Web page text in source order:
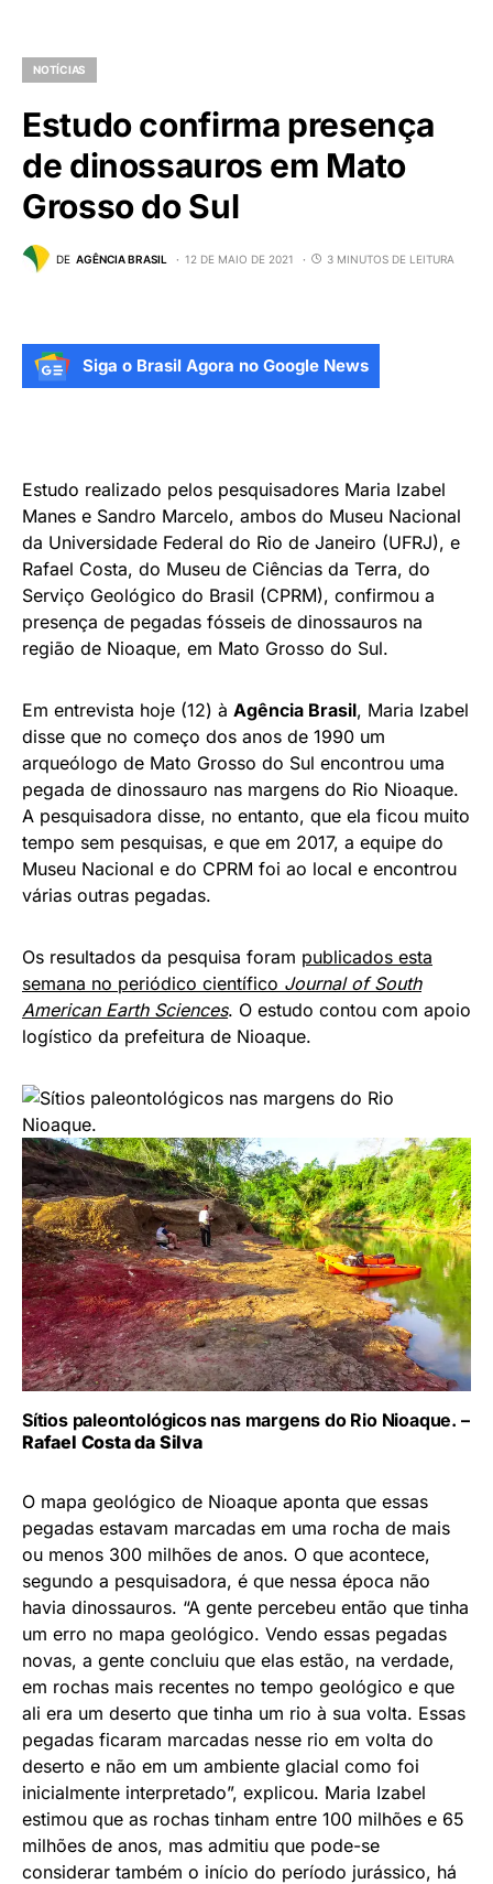
NOTÍCIAS
Estudo confirma presença
de dinossauros em Mato
Grosso do Sul
DE AGÊNCIA BRASIL 12 DE MAIO DE 2021 3 MINUTOS DE LEITURA
Siga o Brasil Agora no Google News
Estudo realizado pelos pesquisadores Maria Izabel
Manes e Sandro Marcelo, ambos do Museu Nacional
da Universidade Federal do Rio de Janeiro (UFRJ), e
Rafael Costa, do Museu de Ciências da Terra, do
Serviço Geológico do Brasil (CPRM), confirmou a
presença de pegadas fósseis de dinossauros na
região de Nioaque, em Mato Grosso do Sul.
Em entrevista hoje (12) à Agência Brasil, Maria Izabel
disse que no começo dos anos de 1990 um
arqueólogo de Mato Grosso do Sul encontrou uma
pegada de dinossauro nas margens do Rio Nioaque.
A pesquisadora disse, no entanto, que ela ficou muito
tempo sem pesquisas, e que em 2017, a equipe do
Museu Nacional e do CPRM foi ao local e encontrou
várias outras pegadas.
Os resultados da pesquisa foram publicados esta
semana no periódico científico Journal of South
American Earth Sciences. O estudo contou com apoio
logístico da prefeitura de Nioaque.
Sítios paleontológicos nas margens do Rio Nioaque. –
Rafael Costa da Silva
O mapa geológico de Nioaque aponta que essas
pegadas estavam marcadas em uma rocha de mais
ou menos 300 milhões de anos. O que acontece,
segundo a pesquisadora, é que nessa época não
havia dinossauros. “A gente percebeu então que tinha
um erro no mapa geológico. Vendo essas pegadas
novas, a gente concluiu que elas estão, na verdade,
em rochas mais recentes no tempo geológico e que
ali era um deserto que tinha um rio à sua volta. Essas
pegadas ficaram marcadas nesse rio em volta do
deserto e não em um ambiente glacial como foi
inicialmente interpretado”, explicou. Maria Izabel
estimou que as rochas tinham entre 100 milhões e 65
milhões de anos, mas admitiu que pode-se
considerar também o início do período jurássico, há